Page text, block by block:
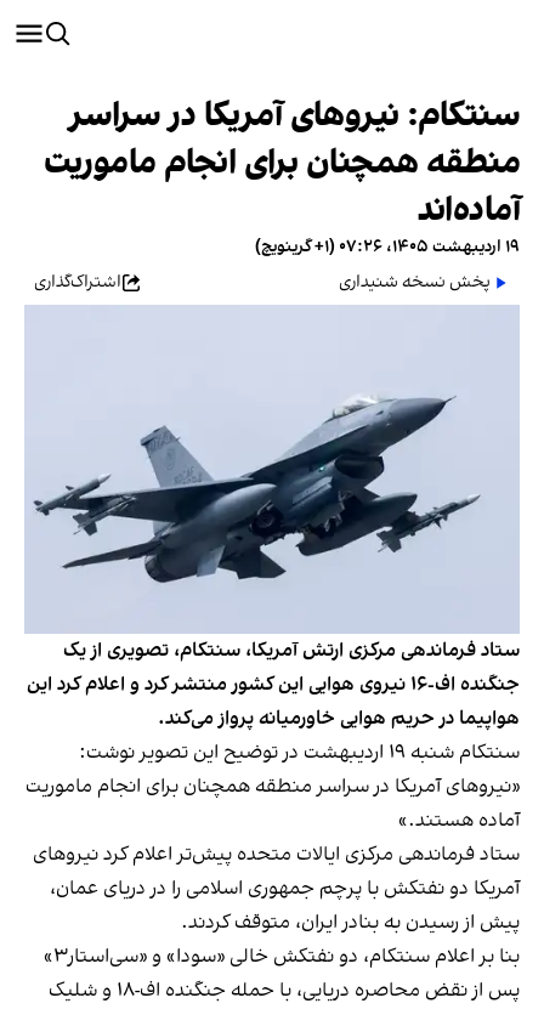
سنتکام: نیروهای آمریکا در سراسر
منطقه همچنان برای انجام ماموریت
آماده‌اند
۱۹ اردیبهشت ۱۴۰۵، ۰۷:۲۶ (‎+۱ گرینویچ)
پخش نسخه شنیداری
اشتراک‌گذاری
ستاد فرماندهی مرکزی ارتش آمریکا، سنتکام، تصویری از یک
جنگنده اف-۱۶ نیروی هوایی این کشور منتشر کرد و اعلام کرد این
هواپیما در حریم هوایی خاورمیانه پرواز می‌کند.
سنتکام شنبه ۱۹ اردیبهشت در توضیح این تصویر نوشت:
«نیروهای آمریکا در سراسر منطقه همچنان برای انجام ماموریت
آماده هستند.»
ستاد فرماندهی مرکزی ایالات متحده پیش‌تر اعلام کرد نیروهای
آمریکا دو نفتکش با پرچم جمهوری اسلامی را در دریای عمان،
پیش از رسیدن به بنادر ایران، متوقف کردند.
بنا بر اعلام سنتکام، دو نفتکش خالی «سودا» و «سی‌استار۳»
پس از نقض محاصره دریایی، با حمله جنگنده اف-۱۸ و شلیک